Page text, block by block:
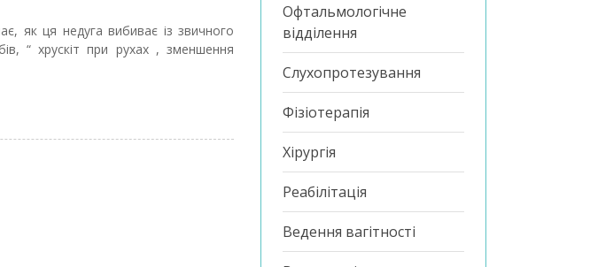
як ця недуга вибиває із звичного
“ хрускіт при рухах , зменшення
Офтальмологічне
відділення
Слухопротезування
Фізіотерапія
Хірургія
Реабілітація
Ведення вагітності